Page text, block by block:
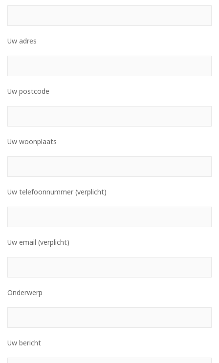
Uw adres
Uw postcode
Uw woonplaats
Uw telefoonnummer (verplicht)
Uw email (verplicht)
Onderwerp
Uw bericht